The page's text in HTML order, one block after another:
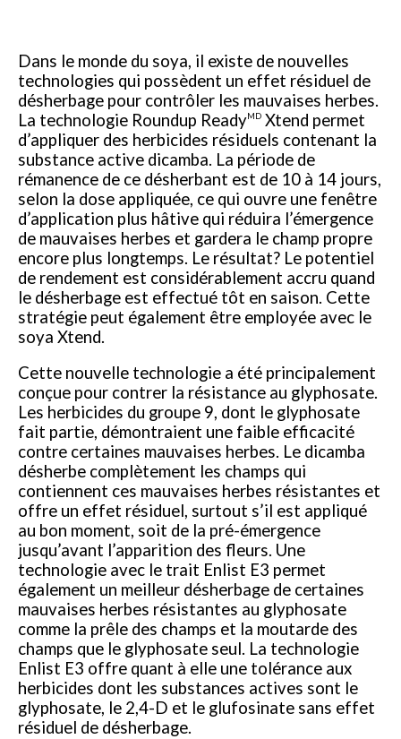
Dans le monde du soya, il existe de nouvelles
technologies qui possèdent un effet résiduel de
désherbage pour contrôler les mauvaises herbes.
La technologie Roundup ReadyMD Xtend permet
d’appliquer des herbicides résiduels contenant la
substance active dicamba. La période de
rémanence de ce désherbant est de 10 à 14 jours,
selon la dose appliquée, ce qui ouvre une fenêtre
d’application plus hâtive qui réduira l’émergence
de mauvaises herbes et gardera le champ propre
encore plus longtemps. Le résultat? Le potentiel
de rendement est considérablement accru quand
le désherbage est effectué tôt en saison. Cette
stratégie peut également être employée avec le
soya Xtend.
Cette nouvelle technologie a été principalement
conçue pour contrer la résistance au glyphosate.
Les herbicides du groupe 9, dont le glyphosate
fait partie, démontraient une faible efficacité
contre certaines mauvaises herbes. Le dicamba
désherbe complètement les champs qui
contiennent ces mauvaises herbes résistantes et
offre un effet résiduel, surtout s’il est appliqué
au bon moment, soit de la pré-émergence
jusqu’avant l’apparition des fleurs. Une
technologie avec le trait Enlist E3 permet
également un meilleur désherbage de certaines
mauvaises herbes résistantes au glyphosate
comme la prêle des champs et la moutarde des
champs que le glyphosate seul. La technologie
Enlist E3 offre quant à elle une tolérance aux
herbicides dont les substances actives sont le
glyphosate, le 2,4-D et le glufosinate sans effet
résiduel de désherbage.